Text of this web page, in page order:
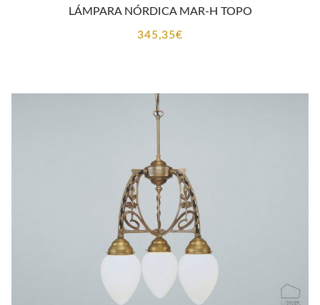
LÁMPARA NÓRDICA MAR-H TOPO
345,35€